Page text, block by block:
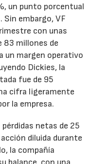
un punto porcentual
Sin embargo, VF
con unas
83 millones de
un margen operativo
Dickies, la
fue de 95
cifra ligeramente
la empresa.
netas de 25
diluida durante
la compañía